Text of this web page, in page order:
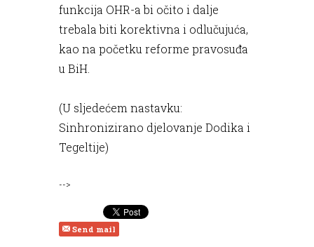
funkcija OHR-a bi očito i dalje
trebala biti korektivna i odlučujuća,
kao na početku reforme pravosuđa
u BiH.
(U sljedećem nastavku:
Sinhronizirano djelovanje Dodika i
Tegeltije)
-->
Send mail